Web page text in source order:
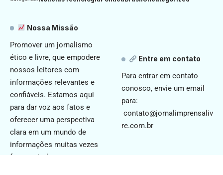
Nossa Missão
Promover um jornalismo
ético e livre, que empodere
nossos leitores com
informações relevantes e
confiáveis. Estamos aqui
para dar voz aos fatos e
oferecer uma perspectiva
clara em um mundo de
informações muitas vezes
fragmentadas.
Entre em contato
Para entrar em contato
conosco, envie um email
para:
contato@jornalimprensaliv
re.com.br